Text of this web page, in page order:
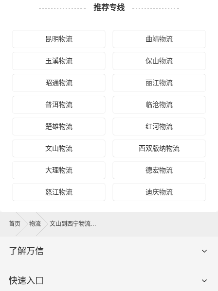
推荐专线
昆明物流 曲靖物流
玉溪物流 保山物流
昭通物流 丽江物流
普洱物流 临沧物流
楚雄物流 红河物流
文山物流 西双版纳物流
大理物流 德宏物流
怒江物流 迪庆物流
首页 物流 文山到西宁物流公司
了解万信
快速入口